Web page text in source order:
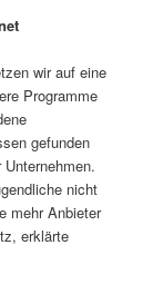
wir auf eine
Programme
gefunden
nicht
mehr Anbieter
erklärte